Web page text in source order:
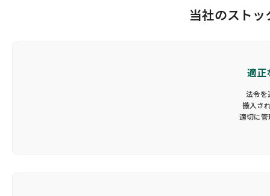
当社のスト
適正
法令を
搬入さ
適切に管